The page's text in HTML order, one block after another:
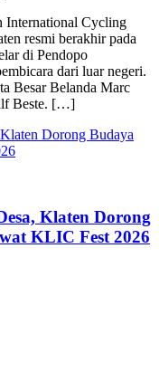
International Cycling
resmi berakhir pada
di Pendopo
dari luar negeri.
Besar Belanda Marc
Beste. […]
Klaten Dorong
KLIC Fest 2026